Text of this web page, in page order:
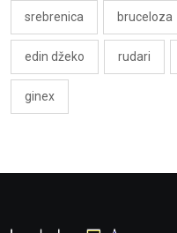
srebrenica bruceloza
edin džeko rudari
ginex